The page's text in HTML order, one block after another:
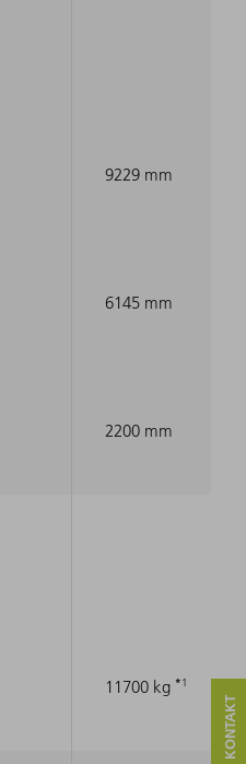
9229 mm
6145 mm
2200 mm
11700 kg 1